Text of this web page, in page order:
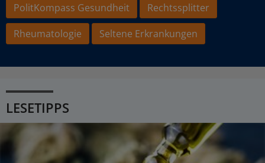
PolitKompass Gesundheit
Rechtssplitter
Rheumatologie
Seltene Erkrankungen
LESETIPPS